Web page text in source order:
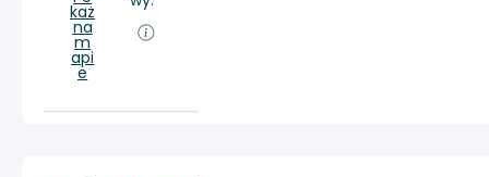
każ
na
m
api
e